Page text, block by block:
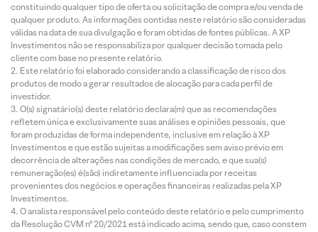
constituindo qualquer tipo de oferta ou solicitação de compra e/ou venda de
qualquer produto. As informações contidas neste relatório são consideradas
válidas na data de sua divulgação e foram obtidas de fontes públicas. A XP
Investimentos não se responsabiliza por qualquer decisão tomada pelo
cliente com base no presente relatório.
Este relatório foi elaborado considerando a classificação de risco dos
produtos de modo a gerar resultados de alocação para cada perfil de
investidor.
O(s) signatário(s) deste relatório declara(m) que as recomendações
refletem única e exclusivamente suas análises e opiniões pessoais, que
foram produzidas de forma independente, inclusive em relação à XP
Investimentos e que estão sujeitas a modificações sem aviso prévio em
decorrência de alterações nas condições de mercado, e que sua(s)
remuneração(es) é(são) indiretamente influenciada por receitas
provenientes dos negócios e operações financeiras realizadas pela XP
Investimentos.
O analista responsável pelo conteúdo deste relatório e pelo cumprimento
da Resolução CVM nº 20/2021 está indicado acima, sendo que, caso constem